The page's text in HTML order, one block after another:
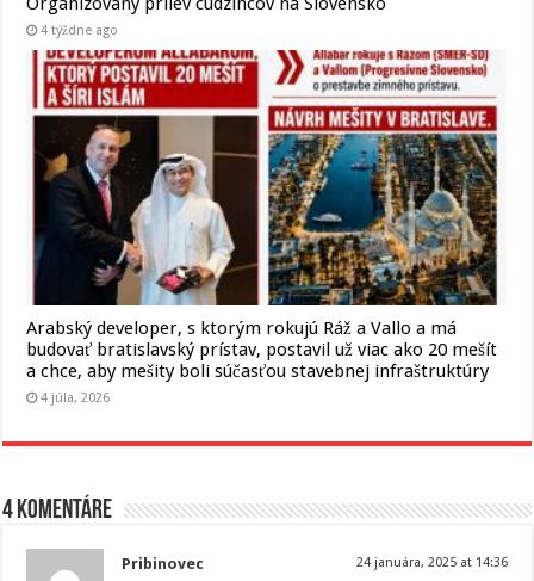
4 týždne ago
Arabský developer, s ktorým rokujú Ráž a Vallo a má
budovať bratislavský prístav, postavil už viac ako 20 mešít
a chce, aby mešity boli súčasťou stavebnej infraštruktúry
4 júla, 2026
4 komentáre
Pribinovec 24 januára, 2025 at 14:36